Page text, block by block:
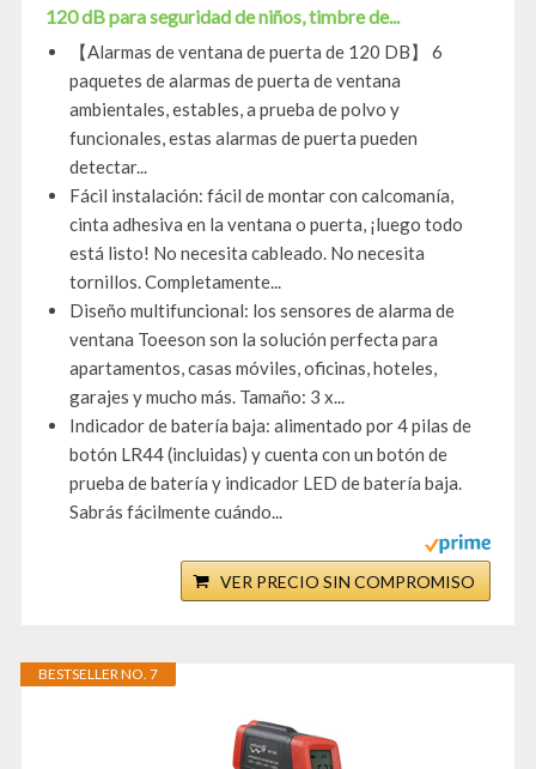
120 dB para seguridad de niños, timbre de...
【Alarmas de ventana de puerta de 120 DB】 6
paquetes de alarmas de puerta de ventana
ambientales, estables, a prueba de polvo y
funcionales, estas alarmas de puerta pueden
detectar...
Fácil instalación: fácil de montar con calcomanía,
cinta adhesiva en la ventana o puerta, ¡luego todo
está listo! No necesita cableado. No necesita
tornillos. Completamente...
Diseño multifuncional: los sensores de alarma de
ventana Toeeson son la solución perfecta para
apartamentos, casas móviles, oficinas, hoteles,
garajes y mucho más. Tamaño: 3 x...
Indicador de batería baja: alimentado por 4 pilas de
botón LR44 (incluidas) y cuenta con un botón de
prueba de batería y indicador LED de batería baja.
Sabrás fácilmente cuándo...
VER PRECIO SIN COMPROMISO
BESTSELLER NO. 7